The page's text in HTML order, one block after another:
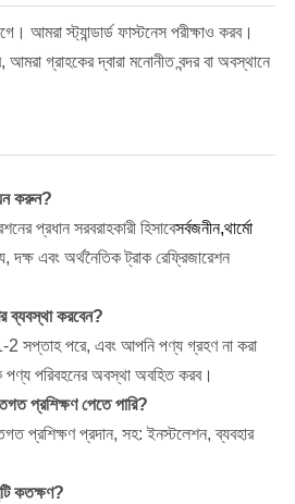
আমরা স্ট্যান্ডার্ড ফাস্টনেস পরীক্ষাও করব।
গ্রাহকের দ্বারা মনোনীত বন্দর বা অবস্থানে
করুন?
প্রধান সরবরাহকারী হিসাবেসর্বজনীন,থার্মো
দক্ষ এবং অর্থনৈতিক ট্রাক রেফ্রিজারেশন
ব্যবস্থা করবেন?
2 সপ্তাহ পরে, এবং আপনি পণ্য গ্রহণ না করা
পরিবহনের অবস্থা অবহিত করব।
প্রশিক্ষণ পেতে পারি?
প্রশিক্ষণ প্রদান, সহ: ইনস্টলেশন, ব্যবহার
কতক্ষণ?